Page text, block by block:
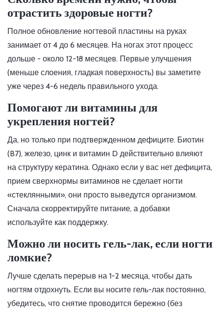
отрастить здоровые ногти?
Полное обновление ногтевой пластины на руках
занимает от 4 до 6 месяцев. На ногах этот процесс
дольше - около 12-18 месяцев. Первые улучшения
(меньше слоения, гладкая поверхность) вы заметите
уже через 4-6 недель правильного ухода.
Помогают ли витамины для
укрепления ногтей?
Да, но только при подтвержденном дефиците. Биотин
(B7), железо, цинк и витамин D действительно влияют
на структуру кератина. Однако если у вас нет дефицита,
прием сверхнормы витаминов не сделает ногти
«стеклянными», они просто выведутся организмом.
Сначала скорректируйте питание, а добавки
используйте как поддержку.
Можно ли носить гель-лак, если ногти
ломкие?
Лучше сделать перерыв на 1-2 месяца, чтобы дать
ногтям отдохнуть. Если вы носите гель-лак постоянно,
убедитесь, что снятие проводится бережно (без